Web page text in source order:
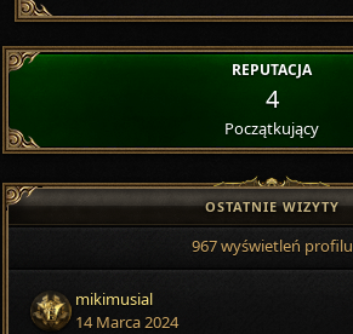
REPUTACJA
4
Początkujący
OSTATNIE WIZYTY
967 wyświetleń profilu
mikimusial
14 Marca 2024